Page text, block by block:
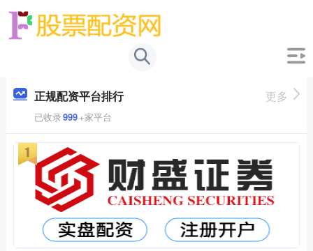
正规配资平台排行
已收录999+家平台
更多